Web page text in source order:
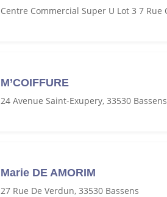
Centre Commercial Super U Lot 3 7 Rue
M’COIFFURE
24 Avenue Saint-Exupery, 33530 Bassens
Marie DE AMORIM
27 Rue De Verdun, 33530 Bassens